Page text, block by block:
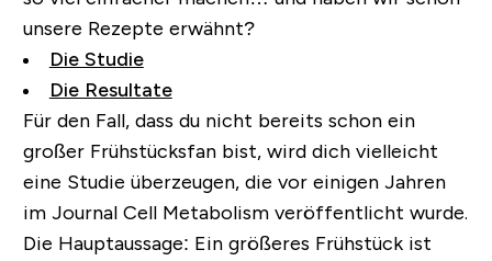
unsere Rezepte erwähnt?
Die Studie
Die Resultate
Für den Fall, dass du nicht bereits schon ein
großer Frühstücksfan bist, wird dich vielleicht
eine Studie überzeugen, die vor einigen Jahren
im Journal Cell Metabolism veröffentlicht wurde.
Die Hauptaussage: Ein größeres Frühstück ist